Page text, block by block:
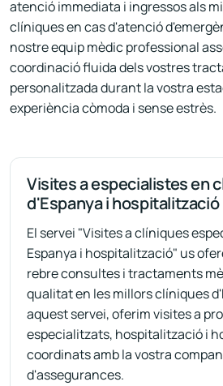
atenció immediata i ingressos als
clíniques en cas d'atenció
nostre equip mèdic professional
coordinació fluida dels vostres
personalitzada durant la vostra
experiència còmoda i sense estrès.
Visites a especialistes en
d'Espanya i hospitalització
El servei "Visites a clíniques
Espanya i hospitalització" us
rebre consultes i tractaments
qualitat en les millors clíniques
aquest servei, oferim visites a
especialitzats, hospitalització i
coordinats amb la vostra
d'assegurances.